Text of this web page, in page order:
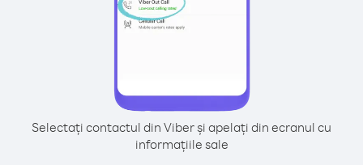
Selectați contactul din Viber și apelați din ecranul cu
informațiile sale